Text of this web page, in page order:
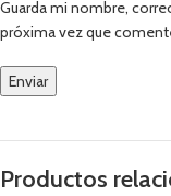
Guarda mi nombre,
próxima vez que
Productos